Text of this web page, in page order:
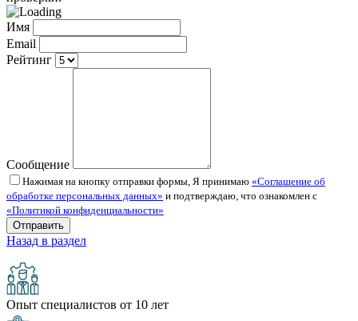
Имя
Email
Рейтинг
Сообщение
Нажимая на кнопку отправки формы, Я принимаю «Соглашение об
обработке персональных данных» и подтверждаю, что ознакомлен с
«Политикой конфиденциальности»
Назад в раздел
Опыт специалистов от 10 лет